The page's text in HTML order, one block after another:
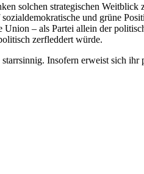
solchen strategischen Weitblick
und grüne
– als Partei allein der
zerfleddert würde.
Insofern erweist sich ihr